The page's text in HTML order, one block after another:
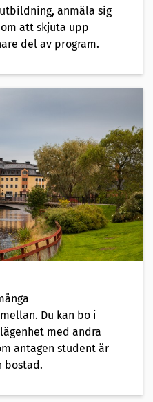
anmäla sig
att skjuta upp
del av program.
Du kan bo i
med andra
antagen student är
bostad.